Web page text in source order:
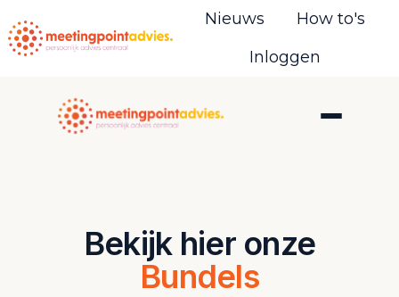
Nieuws
How to's
Inloggen
Bekijk hier onze
Bundels